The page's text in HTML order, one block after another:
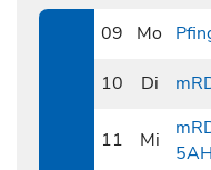
09
Mo
10
Di
11
Mi